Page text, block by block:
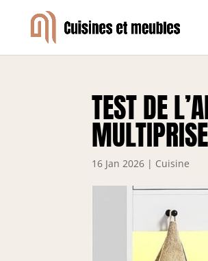
TEST DE
MULTIPRISE
16 Jan 2026 | Cuisine